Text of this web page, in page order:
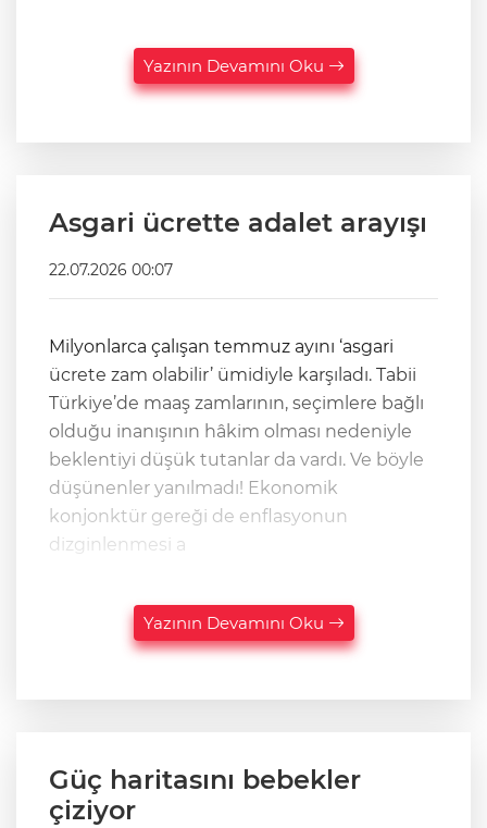
Yazının Devamını Oku
Asgari ücrette adalet arayışı
22.07.2026 00:07
Milyonlarca çalışan temmuz ayını ‘asgari
ücrete zam olabilir’ ümidiyle karşıladı. Tabii
Türkiye’de maaş zamlarının, seçimlere bağlı
olduğu inanışının hâkim olması nedeniyle
beklentiyi düşük tutanlar da vardı. Ve böyle
düşünenler yanılmadı! Ekonomik
konjonktür gereği de enflasyonun
dizginlenmesi a
Yazının Devamını Oku
Güç haritasını bebekler
çiziyor